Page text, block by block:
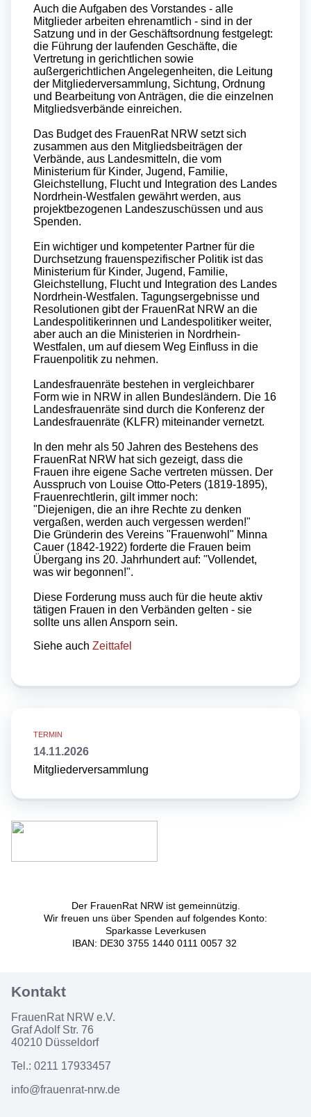
Auch die Aufgaben des Vorstandes - alle
Mitglieder arbeiten ehrenamtlich - sind in der
Satzung und in der Geschäftsordnung festgelegt:
die Führung der laufenden Geschäfte, die
Vertretung in gerichtlichen sowie
außergerichtlichen Angelegenheiten, die Leitung
der Mitgliederversammlung, Sichtung, Ordnung
und Bearbeitung von Anträgen, die die einzelnen
Mitgliedsverbände einreichen.
Das Budget des FrauenRat NRW setzt sich
zusammen aus den Mitgliedsbeiträgen der
Verbände, aus Landesmitteln, die vom
Ministerium für Kinder, Jugend, Familie,
Gleichstellung, Flucht und Integration des Landes
Nordrhein-Westfalen gewährt werden, aus
projektbezogenen Landeszuschüssen und aus
Spenden.
Ein wichtiger und kompetenter Partner für die
Durchsetzung frauenspezifischer Politik ist das
Ministerium für Kinder, Jugend, Familie,
Gleichstellung, Flucht und Integration des Landes
Nordrhein-Westfalen. Tagungsergebnisse und
Resolutionen gibt der FrauenRat NRW an die
Landespolitikerinnen und Landespolitiker weiter,
aber auch an die Ministerien in Nordrhein-
Westfalen, um auf diesem Weg Einfluss in die
Frauenpolitik zu nehmen.
Landesfrauenräte bestehen in vergleichbarer
Form wie in NRW in allen Bundesländern. Die 16
Landesfrauenräte sind durch die Konferenz der
Landesfrauenräte (KLFR) miteinander vernetzt.
In den mehr als 50 Jahren des Bestehens des
FrauenRat NRW hat sich gezeigt, dass die
Frauen ihre eigene Sache vertreten müssen. Der
Ausspruch von Louise Otto-Peters (1819-1895),
Frauenrechtlerin, gilt immer noch:
"Diejenigen, die an ihre Rechte zu denken
vergaßen, werden auch vergessen werden!"
Die Gründerin des Vereins "Frauenwohl" Minna
Cauer (1842-1922) forderte die Frauen beim
Übergang ins 20. Jahrhundert auf: "Vollendet,
was wir begonnen!".
Diese Forderung muss auch für die heute aktiv
tätigen Frauen in den Verbänden gelten - sie
sollte uns allen Ansporn sein.
Siehe auch Zeittafel
14.11.2026
Mitgliederversammlung
Der FrauenRat NRW ist gemeinnützig.
Wir freuen uns über Spenden auf folgendes Konto:
Sparkasse Leverkusen
IBAN: DE30 3755 1440 0111 0057 32
FrauenRat NRW e.V.
Graf Adolf Str. 76
40210 Düsseldorf
Tel.: 0211 17933457
info@frauenrat-nrw.de